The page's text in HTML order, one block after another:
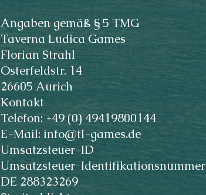
Angaben gemäß § 5 TMG
Taverna Ludica Games
Florian Strahl
Osterfeldstr. 14
26605 Aurich
Kontakt
Telefon: +49 (0) 49419800144
E-Mail: info@tl-games.de
Umsatzsteuer-ID
Umsatzsteuer-
DE 288323269